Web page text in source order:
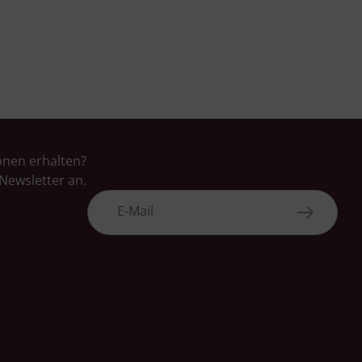
erhalten?
an.